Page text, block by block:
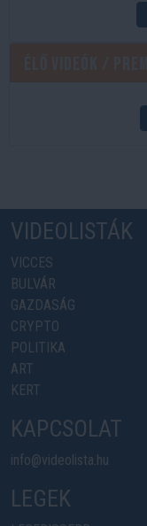
VIDEOLISTÁK
VICCES
BULVÁR
GAZDASÁG
CRYPTO
POLITIKA
ART
KERT
KAPCSOLAT
info@videolista.hu
LEGEK